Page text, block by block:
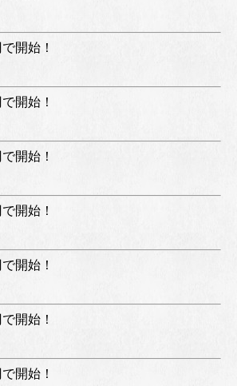
開始！
開始！
開始！
開始！
開始！
開始！
開始！